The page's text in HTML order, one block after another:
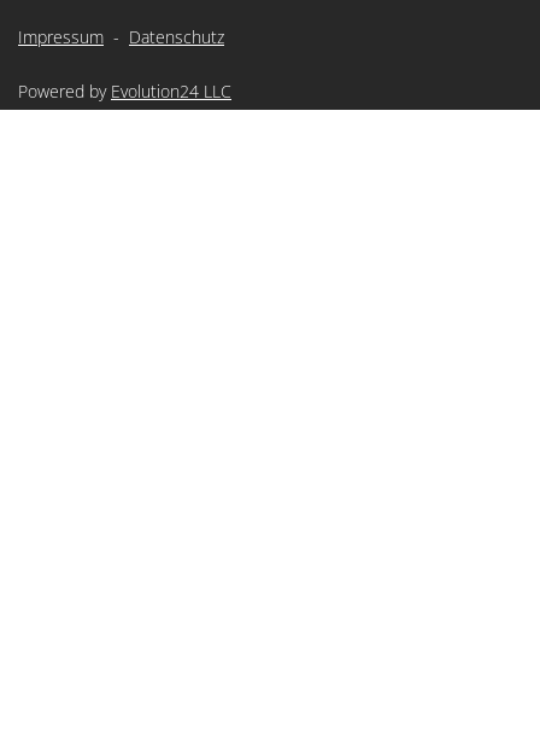
Impressum - Datenschutz
Powered by Evolution24 LLC